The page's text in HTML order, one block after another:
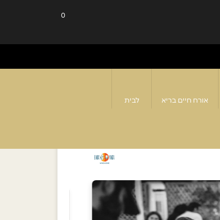
0
אורח חיים בריא לבית